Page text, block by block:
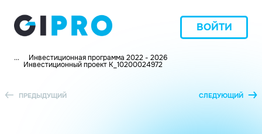
ВОЙТИ
... Инвестиционная программа 2022 - 2026
Инвестиционный проект K_10200024972
ПРЕДЫДУЩИЙ СЛЕДУЮЩИЙ